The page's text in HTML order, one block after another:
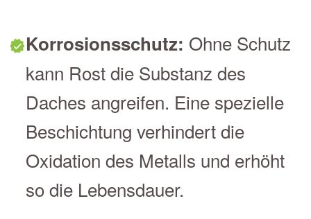
Korrosionsschutz: Ohne Schutz
kann Rost die Substanz des
Daches angreifen. Eine spezielle
Beschichtung verhindert die
Oxidation des Metalls und erhöht
so die Lebensdauer.